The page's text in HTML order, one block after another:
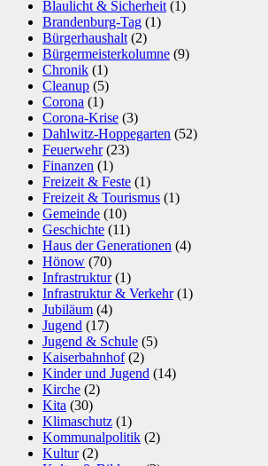
Blaulicht & Sicherheit(1)
Brandenburg-Tag (1)
Bürgerhaushalt(2)
Bürgermeisterkolumne (9)
Chronik (1)
Cleanup (5)
Corona (1)
Corona-Krise (3)
Dahlwitz-Hoppegarten (52)
Feuerwehr(23)
Finanzen (1)
Freizeit & Feste (1)
Freizeit & Tourismus (1)
Gemeinde (10)
Geschichte (11)
Haus der Generationen (4)
Hönow (70)
Infrastruktur(1)
Infrastruktur & Verkehr(1)
Jubiläum (4)
Jugend (17)
Jugend & Schule (5)
Kaiserbahnhof(2)
Kinder und Jugend (14)
Kirche (2)
Kita (30)
Klimaschutz (1)
Kommunalpolitik (2)
Kultur(2)